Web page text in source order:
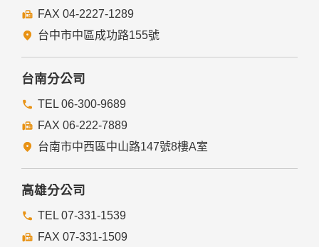
FAX 04-2227-1289
台中市中區成功路155號
台南分公司
TEL 06-300-9689
FAX 06-222-7889
台南市中西區中山路147號8樓A室
高雄分公司
TEL 07-331-1539
FAX 07-331-1509